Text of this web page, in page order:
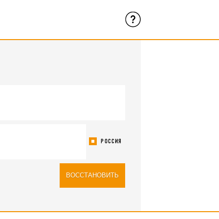
РОССИЯ
ВОССТАНОВИТЬ